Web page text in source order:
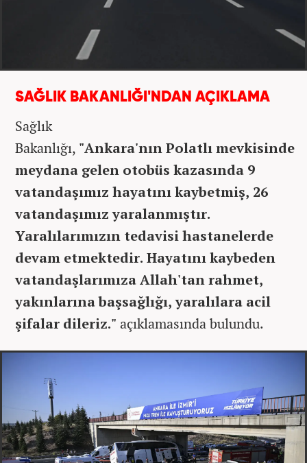
SAĞLIK BAKANLIĞI'NDAN AÇIKLAMA
Sağlık
Bakanlığı, "Ankara'nın Polatlı mevkisinde
meydana gelen otobüs kazasında 9
vatandaşımız hayatını kaybetmiş, 26
vatandaşımız yaralanmıştır.
Yaralılarımızın tedavisi hastanelerde
devam etmektedir. Hayatını kaybeden
vatandaşlarımıza Allah'tan rahmet,
yakınlarına başsağlığı, yaralılara acil
şifalar dileriz." açıklamasında bulundu.